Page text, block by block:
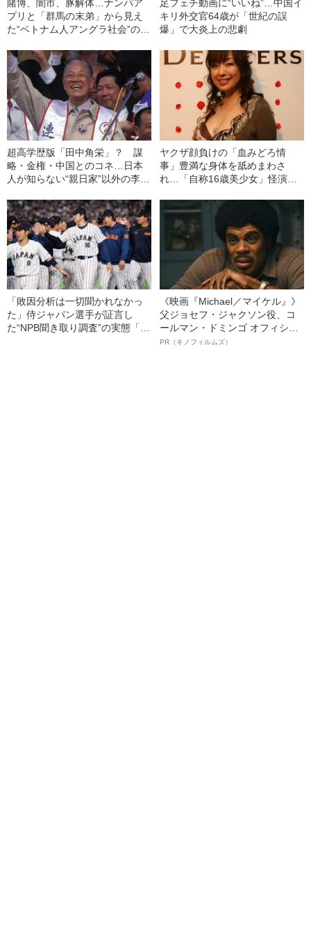
賭博、闇市、豚解体…ナンパア
プリと「群馬の末弟」から見え
た“ベトナム人アングラ社会”の現
足フェチ動画に“いいね”…中国イ
キリ外交官64歳が「世紀の誤
爆」で大炎上の悲劇
超高学歴版「田中角栄」？ 謀
略・金権・中国とのコネ…日本
人が知らない“親日家”以外の李登
ヤクザ顔負けの「血みどろ情
事」豊満な身体を舐めまわさ
れ…「自称16歳美少女」怪演
「敗因分析は一切聞かれなかっ
た」侍ジャパン選手が証言し
た“NPB聞き取り調査”の実態「選
《映画『Michael／マイケル』》
父ジョセフ・ジャクソン役、コ
ールマン・ドミンゴ オフィシャ
ルインタビュー“観客を魅了した
PR（キノフィルムズ）